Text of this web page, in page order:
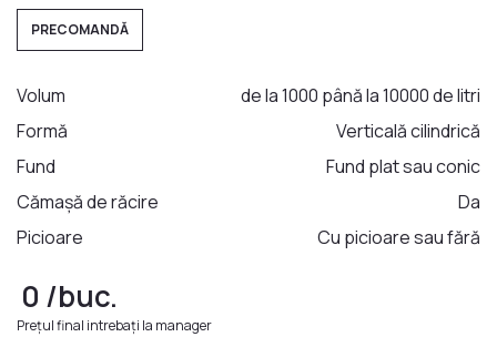
PENTRU VIN
Rezervoare din Inox
Aparat de distilat
MOBILIER MEDICAL
LA COMANDA
PRECOMANDĂ
Volum
de la 1000 până la 10000 de litri
Formă
Verticală cilindrică
Fund
Fund plat sau conic
Cămașă de răcire
Da
Picioare
Cu picioare sau fără
0 /buc.
Prețul final intrebați la manager